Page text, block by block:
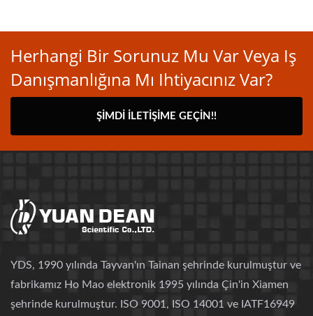
Herhangi Bir Sorunuz Mu Var Veya Iş
Danışmanlığına Mı Ihtiyacınız Var?
ŞIMDI İLETIŞIME GEÇIN!!
YDS, 1990 yılında Tayvan'ın Tainan şehrinde kurulmuştur ve
fabrikamız Ho Mao elektronik 1995 yılında Çin'in Xiamen
şehrinde kurulmuştur. ISO 9001, ISO 14001 ve IATF16949